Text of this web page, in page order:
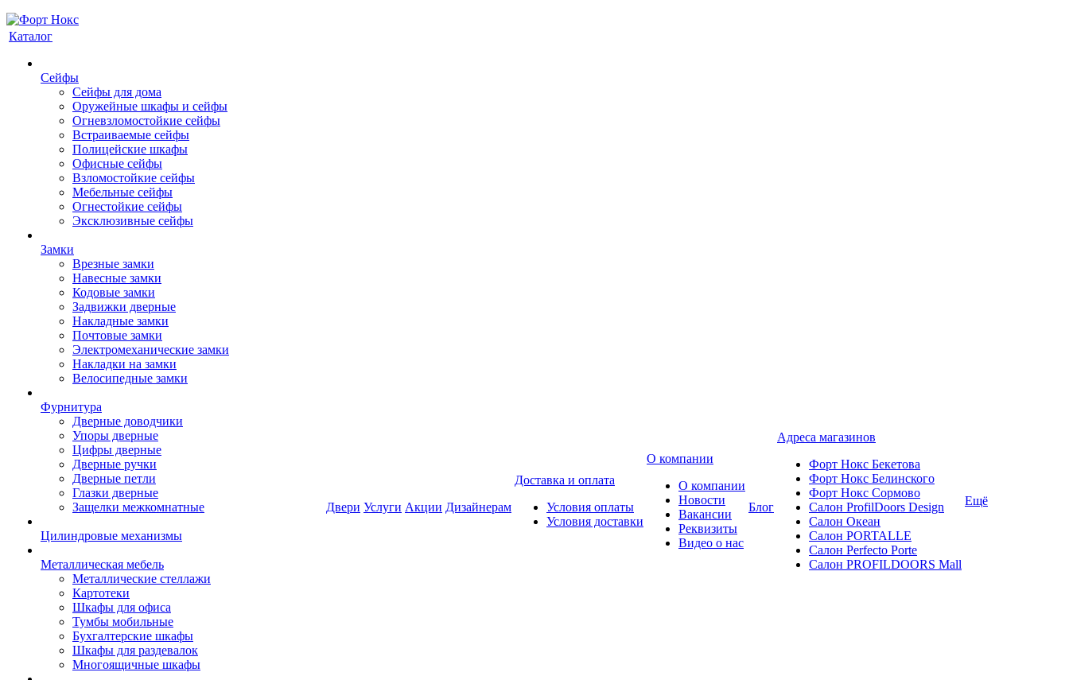
Каталог
Сейфы
Сейфы для дома
Оружейные шкафы и сейфы
Огневзломостойкие сейфы
Встраиваемые сейфы
Полицейские шкафы
Офисные сейфы
Взломостойкие сейфы
Мебельные сейфы
Огнестойкие сейфы
Эксклюзивные сейфы
Замки
Врезные замки
Навесные замки
Кодовые замки
Задвижки дверные
Накладные замки
Почтовые замки
Электромеханические замки
Накладки на замки
Велосипедные замки
Фурнитура
Дверные доводчики
Упоры дверные
Цифры дверные
Дверные ручки
Дверные петли
Глазки дверные
Защелки межкомнатные
Цилиндровые механизмы
Металлическая мебель
Металлические стеллажи
Картотеки
Шкафы для офиса
Тумбы мобильные
Бухгалтерские шкафы
Шкафы для раздевалок
Многоящичные шкафы
Двери Услуги Акции Дизайнерам
Доставка и оплата
Условия оплаты
Условия доставки
О компании
О компании
Новости
Вакансии
Реквизиты
Видео о нас
Блог
Адреса магазинов
Форт Нокс Бекетова
Форт Нокс Белинского
Форт Нокс Сормово
Салон ProfilDoors Design
Салон Океан
Салон PORTALLE
Салон Perfecto Portе
Салон PROFILDOORS Mall
Ещё